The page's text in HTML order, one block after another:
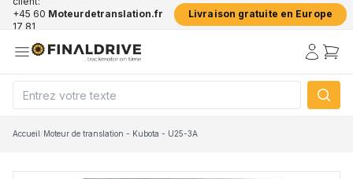
+45 60
17 81
Moteurdetranslation.fr Livraison gratuite en Europe
Accueil/Moteur de translation - Kubota - U25-3A